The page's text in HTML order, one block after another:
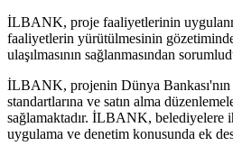
İLBANK, proje faaliyetlerinin
faaliyetlerin yürütülmesinin
ulaşılmasının sağlanmasından
İLBANK, projenin Dünya Bankası'nın
standartlarına ve satın alma
sağlamaktadır. İLBANK, belediyelere
uygulama ve denetim konusunda ek